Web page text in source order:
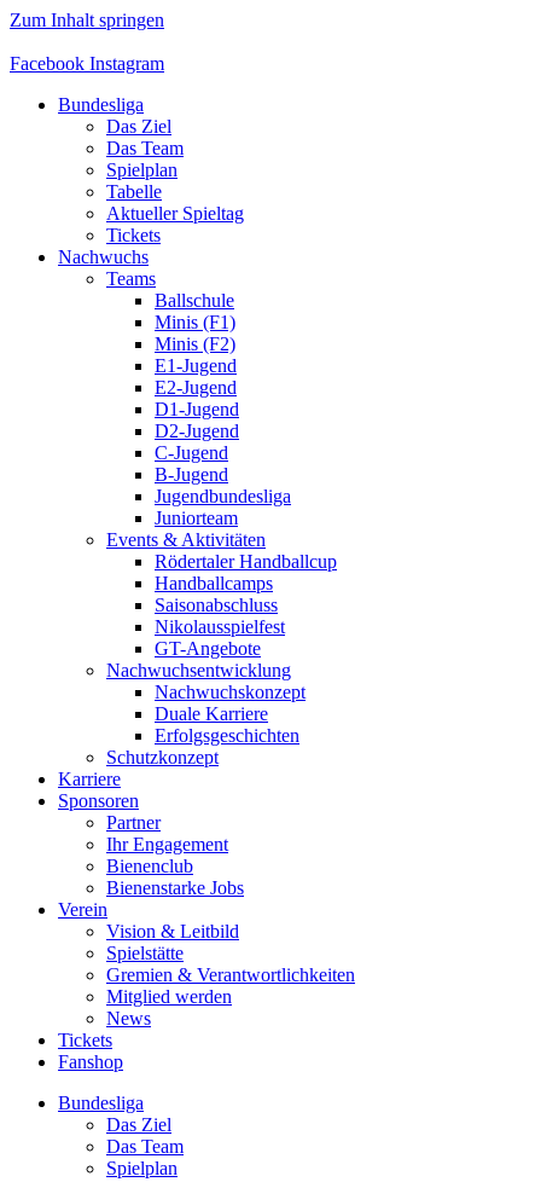
Zum Inhalt springen
Facebook Instagram
Bundesliga
Das Ziel
Das Team
Spielplan
Tabelle
Aktueller Spieltag
Tickets
Nachwuchs
Teams
Ballschule
Minis (F1)
Minis (F2)
E1-Jugend
E2-Jugend
D1-Jugend
D2-Jugend
C-Jugend
B-Jugend
Jugendbundesliga
Juniorteam
Events & Aktivitäten
Rödertaler Handballcup
Handballcamps
Saisonabschluss
Nikolausspielfest
GT-Angebote
Nachwuchsentwicklung
Nachwuchskonzept
Duale Karriere
Erfolgsgeschichten
Schutzkonzept
Karriere
Sponsoren
Partner
Ihr Engagement
Bienenclub
Bienenstarke Jobs
Verein
Vision & Leitbild
Spielstätte
Gremien & Verantwortlichkeiten
Mitglied werden
News
Tickets
Fanshop
Bundesliga
Das Ziel
Das Team
Spielplan